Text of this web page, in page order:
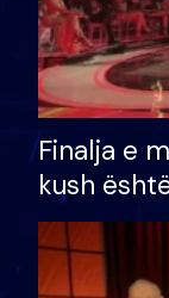
Finalja e
kush
shtëpinë
të fituar